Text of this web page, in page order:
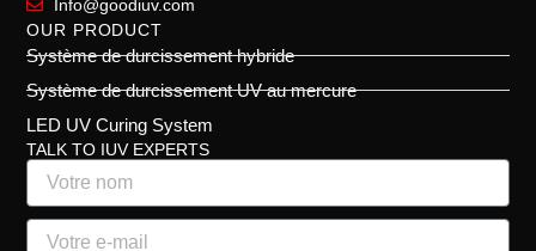
Info@goodiuv.com
OUR PRODUCT
Système de durcissement hybride
Système de durcissement UV au mercure
LED UV Curing System
TALK TO IUV EXPERTS